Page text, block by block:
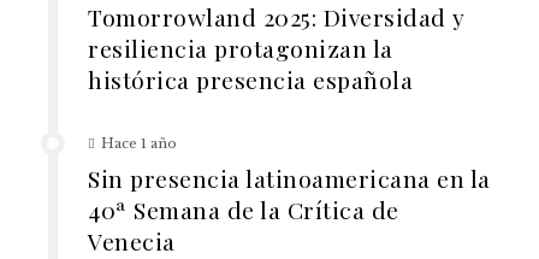
Tomorrowland 2025: Diversidad y
resiliencia protagonizan la
histórica presencia española
Hace 1 año
Sin presencia latinoamericana en la
40ª Semana de la Crítica de
Venecia